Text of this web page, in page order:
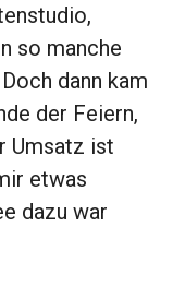
so manche
dann kam
der ­Feiern,
Umsatz ist
etwas
dazu war